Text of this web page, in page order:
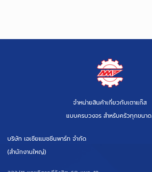
จำหน่ายสินค้าเกี่ยวกับเตาแก๊ส
แบบครบวงจร สำหรับครัวทุกขนาด
บริษัท เอเซียแมชชีนพาร์ท จำกัด
(สำนักงานใหญ่)